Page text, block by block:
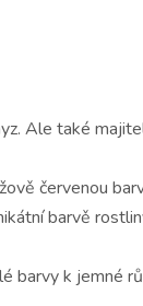
Ale také
červenou
barvě
barvy k jemné